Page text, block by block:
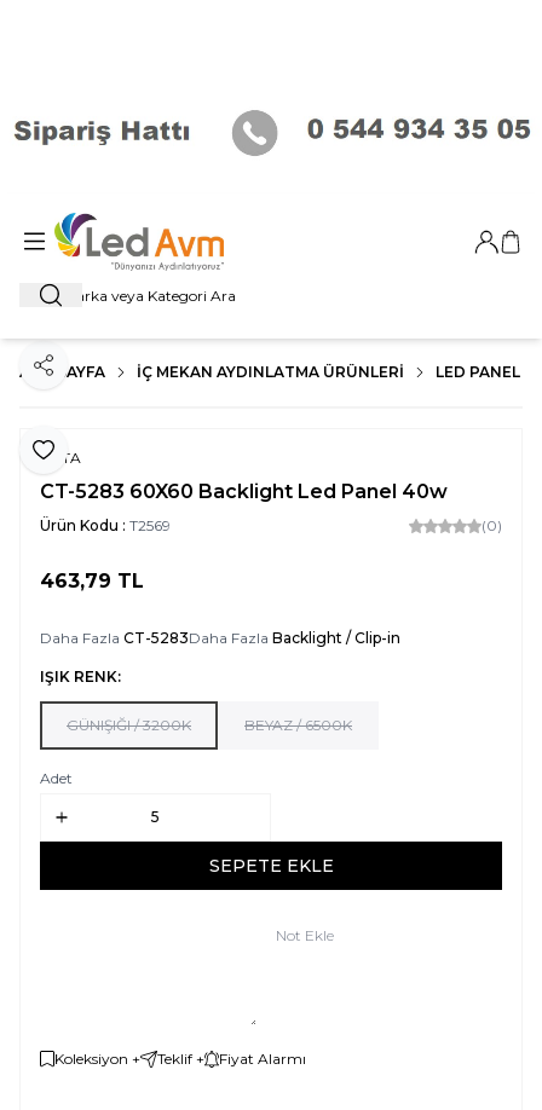
Ara
Giriş
ANA SAYFA İÇ MEKAN AYDINLATMA ÜRÜNLERI LED PANEL
Favoriye Ekle
Paylaş
CATA
CT-5283 60X60 Backlight Led Panel 40w
Ürün Kodu : T2569 (0)
463,79 TL
Daha Fazla CT-5283Daha Fazla Backlight / Clip-in
IŞIK RENK:
GÜNIŞIĞI / 3200K BEYAZ / 6500K
Adet
SEPETE EKLE
Not Ekle
Koleksiyon + Teklif + Fiyat Alarmı